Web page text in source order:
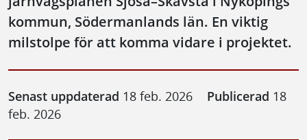
kommun, Södermanlands län. En viktig
milstolpe för att komma vidare i projektet.
Senast uppdaterad 18 feb. 2026 Publicerad 18
feb. 2026